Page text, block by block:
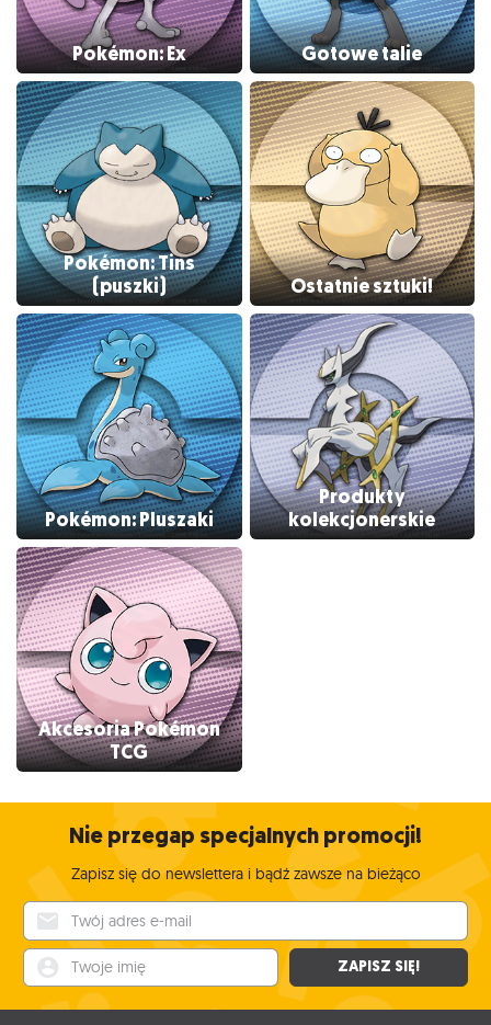
Pokémon: Ex Gotowe talie
Pokémon: Tins
(puszki)
Ostatnie sztuki!
Pokémon: Pluszaki
Produkty
kolekcjonerskie
Akcesoria Pokémon
TCG
Nie przegap specjalnych promocji!
Zapisz się do newslettera i bądź zawsze na bieżąco
ZAPISZ SIĘ!